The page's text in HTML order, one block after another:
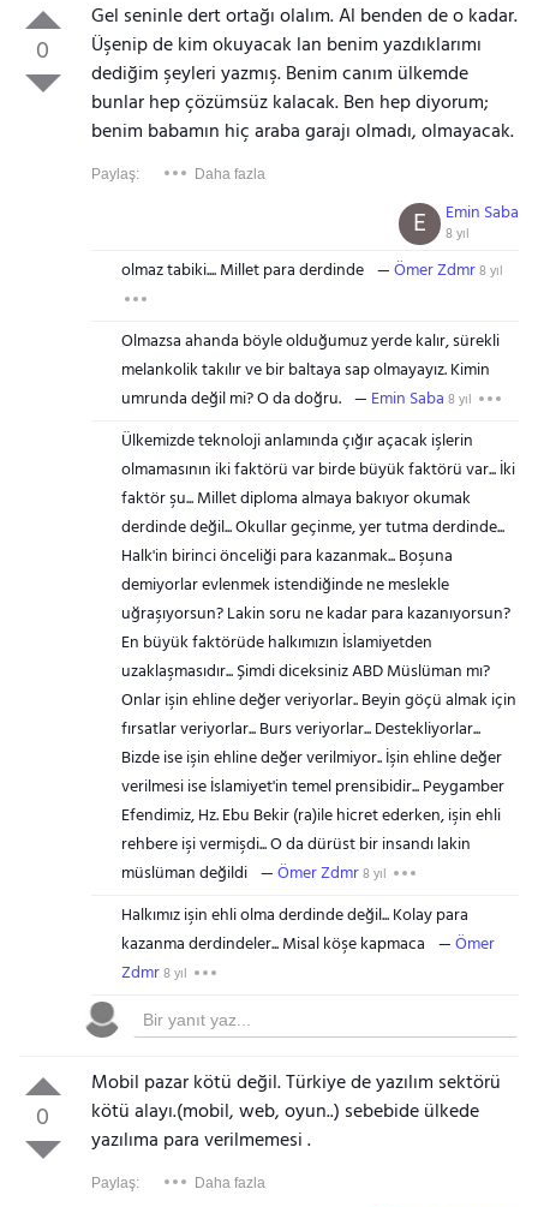
0
Gel seninle dert ortağı olalım. Al benden de o kadar.
Üşenip de kim okuyacak lan benim yazdıklarımı
dediğim şeyleri yazmış. Benim canım ülkemde
bunlar hep çözümsüz kalacak. Ben hep diyorum;
benim babamın hiç araba garajı olmadı, olmayacak.
Paylaş: Daha fazla
Emin Saba
8 yıl
E
olmaz tabiki.... Millet para derdinde Ömer Zdmr8 yıl
Olmazsa ahanda böyle olduğumuz yerde kalır, sürekli
melankolik takılır ve bir baltaya sap olmayayız. Kimin
umrunda değil mi? O da doğru.
Emin Saba 8 yıl
Ülkemizde teknoloji anlamında çığır açacak işlerin
olmamasının iki faktörü var birde büyük faktörü var... İki
faktör şu... Millet diploma almaya bakıyor okumak
derdinde değil... Okullar geçinme, yer tutma derdinde...
Halk'in birinci önceliği para kazanmak... Boşuna
demiyorlar evlenmek istendiğinde ne meslekle
uğraşıyorsun? Lakin soru ne kadar para kazanıyorsun?
En büyük faktörüde halkımızın İslamiyetden
uzaklaşmasıdır... Şimdi diceksiniz ABD Müslüman mı?
Onlar işin ehline değer veriyorlar.. Beyin göçü almak için
fırsatlar veriyorlar... Burs veriyorlar... Destekliyorlar...
Bizde ise işin ehline değer verilmiyor.. İşin ehline değer
verilmesi ise İslamiyet'in temel prensibidir... Peygamber
Efendimiz, Hz. Ebu Bekir (ra)ile hicret ederken, işin ehli
rehbere işi vermişdi... O da dürüst bir insandı lakin
müslüman değildi
Ömer Zdmr8 yıl
Halkımız işin ehli olma derdinde değil... Kolay para
kazanma derdindeler... Misal köşe kapmaca
Ömer
Zdmr8 yıl
0
Mobil pazar kötü değil. Türkiye de yazılım sektörü
kötü alayı.(mobil, web, oyun..) sebebide ülkede
yazılıma para verilmemesi .
Paylaş: Daha fazla